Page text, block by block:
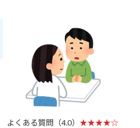
よくある質問（4.0） ★★★★☆